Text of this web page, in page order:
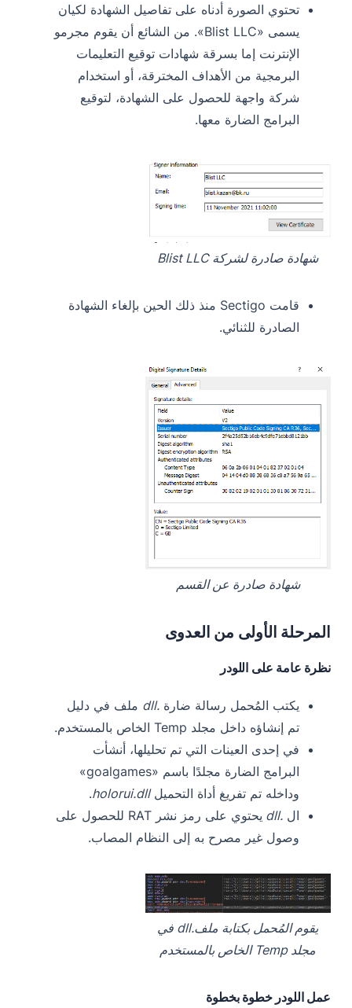
تحتوي الصورة أدناه على تفاصيل الشهادة لكيان
يسمى «Blist LLC». من الشائع أن يقوم مجرمو
الإنترنت إما بسرقة شهادات توقيع التعليمات
البرمجية من الأهداف المخترقة، أو استخدام
شركة واجهة للحصول على الشهادة، لتوقيع
البرامج الضارة معها.
شهادة صادرة لشركة Blist LLC
قامت Sectigo منذ ذلك الحين بإلغاء الشهادة
الصادرة للثنائي.
شهادة صادرة عن القسم
المرحلة الأولى من العدوى
نظرة عامة على اللودر
يكتب المُحمل رسالة ضارة.dll
ملف في دليل
تم إنشاؤه داخل مجلد Temp الخاص بالمستخدم.
في إحدى العينات التي تم تحليلها، أنشأت
البرامج الضارة مجلدًا باسم «goalgames»
وداخله تم تفريغ أداة التحميلholorui.dll
.
ال.dll
يحتوي على رمز نشر RAT للحصول على
وصول غير مصرح به إلى النظام المصاب.
يقوم المُحمل بكتابة ملف.dll في
مجلد Temp الخاص بالمستخدم
عمل اللودر خطوة بخطوة